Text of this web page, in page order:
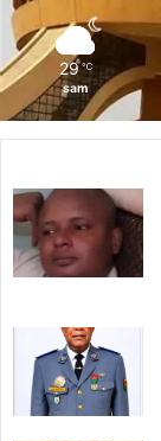
29 ℃
sam